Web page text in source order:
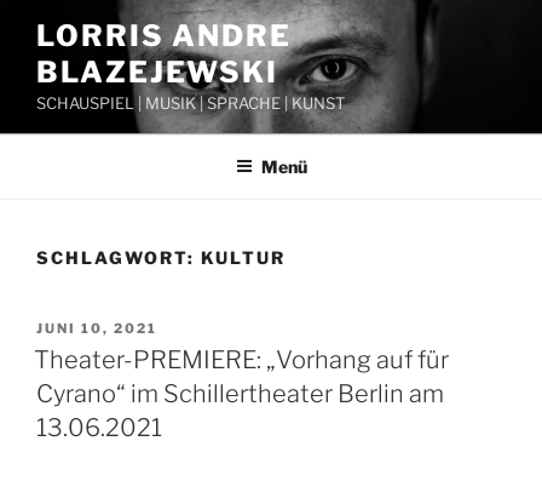
Inhalt
springen
LORRIS ANDRE
BLAZEJEWSKI
SCHAUSPIEL | MUSIK | SPRACHE | KUNST
Menü
SCHLAGWORT: KULTUR
VERÖFFENTLICHT
AM
JUNI 10, 2021
Theater-PREMIERE: „Vorhang auf für
Cyrano“ im Schillertheater Berlin am
13.06.2021